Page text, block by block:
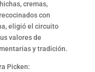
cremas,
con
eligió el circuito
valores de
y tradición.
Picken: